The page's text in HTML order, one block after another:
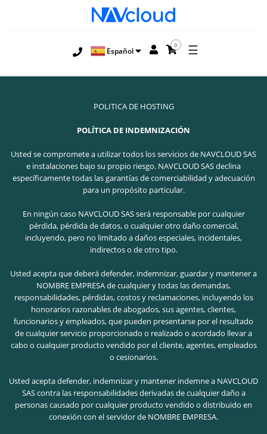
Español
0 ☰
POLITICA DE HOSTING
POLÍTICA DE INDEMNIZACIÓN
Usted se compromete a utilizar todos los servicios de NAVCLOUD SAS
e instalaciones bajo su propio riesgo. NAVCLOUD SAS declina
específicamente todas las garantías de comerciabilidad y adecuación
para un propósito particular.
En ningún caso NAVCLOUD SAS será responsable por cualquier
pérdida, pérdida de datos, o cualquier otro daño comercial,
incluyendo, pero no limitado a daños especiales, incidentales,
indirectos o de otro tipo.
Usted acepta que deberá defender, indemnizar, guardar y mantener a
NOMBRE EMPRESA de cualquier y todas las demandas,
responsabilidades, pérdidas, costos y reclamaciones, incluyendo los
honorarios razonables de abogados, sus agentes, clientes,
funcionarios y empleados, que pueden presentarse por el resultado
de cualquier servicio proporcionado o realizado o acordado llevar a
cabo o cualquier producto vendido por el cliente, agentes, empleados
o cesionarios.
Usted acepta defender, indemnizar y mantener indemne a NAVCLOUD
SAS contra las responsabilidades derivadas de cualquier daño a
personas causado por cualquier producto vendido o distribuido en
conexión con el servidor de NOMBRE EMPRESA.